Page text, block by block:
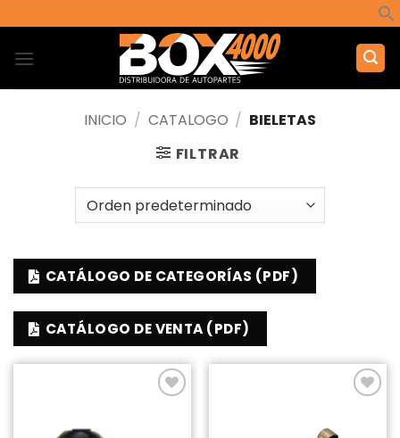
al
contenido
INICIO / CATALOGO / BIELETAS
FILTRAR
CATÁLOGO DE CATEGORÍAS (PDF)
CATÁLOGO DE VENTA (PDF)